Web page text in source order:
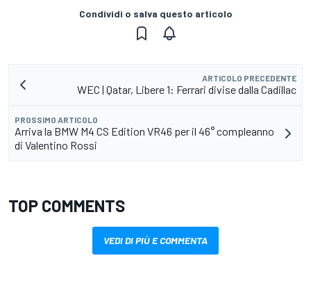
Condividi o salva questo articolo
ARTICOLO PRECEDENTE
WEC | Qatar, Libere 1: Ferrari divise dalla Cadillac
PROSSIMO ARTICOLO
Arriva la BMW M4 CS Edition VR46 per il 46° compleanno
di Valentino Rossi
TOP COMMENTS
VEDI DI PIÙ E COMMENTA